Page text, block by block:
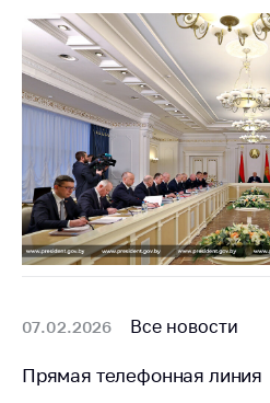
Рекомендации по
предотвращению
распространения
COVID-19 для
субъектов торговли,
общественного
питания, бытового
обслуживания
Обучение по
вопросам
антимонопольного
политики
07.02.2026 Все новости
Прямая телефонная линия